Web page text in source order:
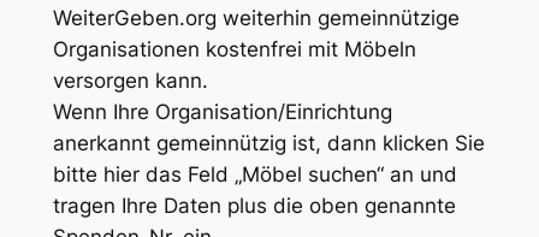
WeiterGeben.org weiterhin gemeinnützige
Organisationen kostenfrei mit Möbeln
versorgen kann.
Wenn Ihre Organisation/Einrichtung
anerkannt gemeinnützig ist, dann klicken Sie
bitte hier das Feld „Möbel suchen“ an und
tragen Ihre Daten plus die oben genannte